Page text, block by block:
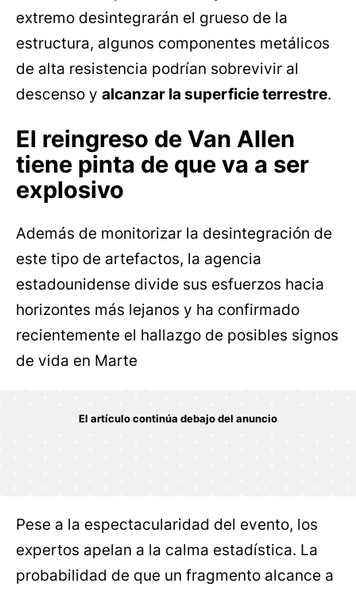
extremo desintegrarán el grueso de la
estructura, algunos componentes metálicos
de alta resistencia podrían sobrevivir al
descenso y alcanzar la superficie terrestre.
El reingreso de Van Allen
tiene pinta de que va a ser
explosivo
Además de monitorizar la desintegración de
este tipo de artefactos, la agencia
estadounidense divide sus esfuerzos hacia
horizontes más lejanos y ha confirmado
recientemente el hallazgo de posibles signos
de vida en Marte
Pese a la espectacularidad del evento, los
expertos apelan a la calma estadística. La
probabilidad de que un fragmento alcance a